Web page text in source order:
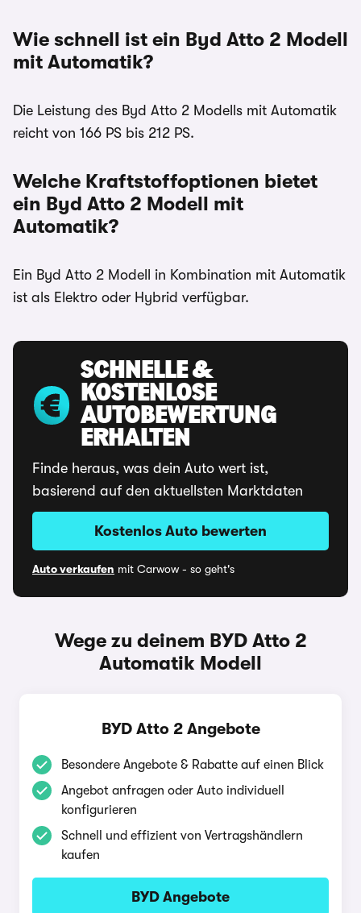
Wie schnell ist ein Byd Atto 2 Modell
mit Automatik?
Die Leistung des Byd Atto 2 Modells mit Automatik
reicht von 166 PS bis 212 PS.
Welche Kraftstoffoptionen bietet
ein Byd Atto 2 Modell mit
Automatik?
Ein Byd Atto 2 Modell in Kombination mit Automatik
ist als Elektro oder Hybrid verfügbar.
SCHNELLE &
KOSTENLOSE
AUTOBEWERTUNG
ERHALTEN
Finde heraus, was dein Auto wert ist,
basierend auf den aktuellsten Marktdaten
Kostenlos Auto bewerten
Auto verkaufen mit Carwow - so geht's
Wege zu deinem BYD Atto 2
Automatik Modell
BYD Atto 2 Angebote
Besondere Angebote & Rabatte auf einen Blick
Angebot anfragen oder Auto individuell
konfigurieren
Schnell und effizient von Vertragshändlern
kaufen
BYD Angebote